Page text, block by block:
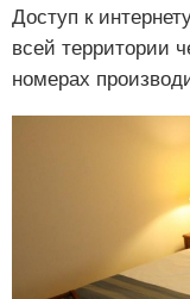
Доступ к
всей территории
номерах